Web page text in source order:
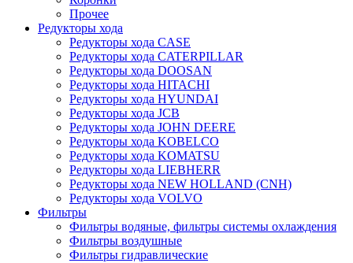
Прочее
Редукторы хода
Редукторы хода CASE
Редукторы хода CATERPILLAR
Редукторы хода DOOSAN
Редукторы хода HITACHI
Редукторы хода HYUNDAI
Редукторы хода JCB
Редукторы хода JOHN DEERE
Редукторы хода KOBELCO
Редукторы хода KOMATSU
Редукторы хода LIEBHERR
Редукторы хода NEW HOLLAND (CNH)
Редукторы хода VOLVO
Фильтры
Фильтры водяные, фильтры системы охлаждения
Фильтры воздушные
Фильтры гидравлические